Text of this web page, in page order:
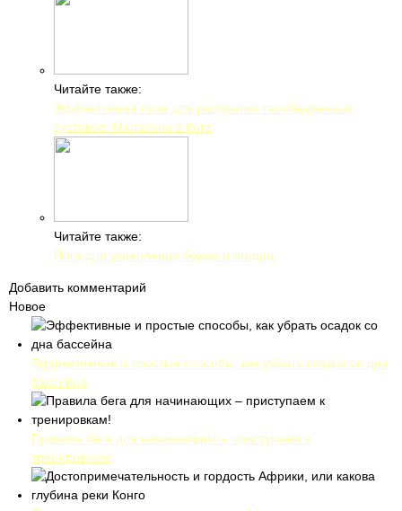
Читайте также:
Эффективная поза для раскрытия тазобедренных
суставов: Маласана в йоге
Читайте также:
Йога для укрепления бедер и ягодиц
Добавить комментарий
Новое
Эффективные и простые способы, как убрать осадок со дна
бассейна
Правила бега для начинающих – приступаем к
тренировкам!